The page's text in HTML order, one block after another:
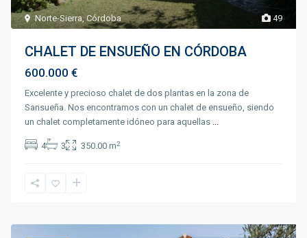
49
Norte-Sierra,Córdoba
CHALET DE ENSUEÑO EN CÓRDOBA
600.000 €
Excelente y precioso chalet de dos plantas en la zona de
Sansueña. Nos encontramos con un chalet de ensueño, siendo
un chalet completamente idóneo para aquellas ...
4 3 350.00 m2